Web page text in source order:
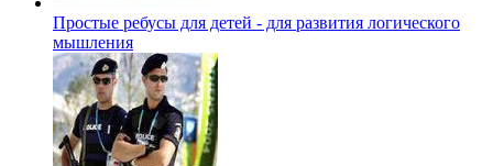
Простые ребусы для детей - для развития логического
мышления